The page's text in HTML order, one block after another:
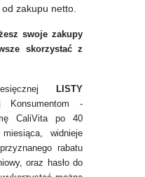
zakupu netto.
swoje zakupy
skorzystać z
LISTY
Konsumentom -
CaliVita po 40
widnieje
rabatu
oraz hasło do